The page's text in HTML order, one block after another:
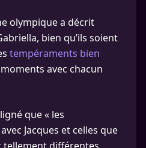
olympique a décrit
bien qu’ils soient
tempéraments bien
avec chacun
que « les
Jacques et celles que